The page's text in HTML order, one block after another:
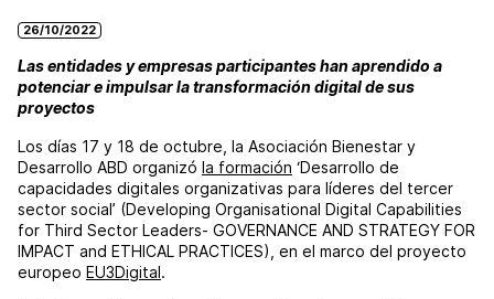
26/10/2022
Las entidades y empresas participantes han aprendido a
potenciar e impulsar la transformación digital de sus
proyectos
Los días 17 y 18 de octubre, la Asociación Bienestar y
Desarrollo ABD organizó la formación ‘Desarrollo de
capacidades digitales organizativas para líderes del tercer
sector social’ (Developing Organisational Digital Capabilities
for Third Sector Leaders- GOVERNANCE AND STRATEGY FOR
IMPACT and ETHICAL PRACTICES), en el marco del proyecto
europeo EU3Digital.